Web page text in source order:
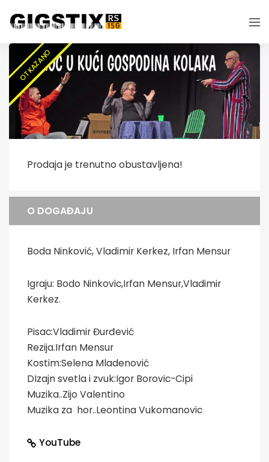
OTKAZANO
Prodaja je trenutno obustavljena!
O DOGAĐAJU
Boda Ninković, Vladimir Kerkez, Irfan Mensur
Igraju: Bodo Ninkovic,Irfan Mensur,Vladimir
Kerkez.
Pisac:Vladimir Đurđević
Rezija.Irfan Mensur
Kostim:Selena Mladenović
DIzajn svetla i zvuk:Igor Borovic-Cipi
Muzika..Zijo Valentino
Muzika za hor..Leontina Vukomanovic
YouTube